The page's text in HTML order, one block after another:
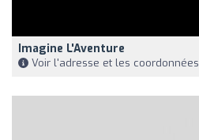
Imagine L'Aventure
Voir l'adresse et les coordonnées